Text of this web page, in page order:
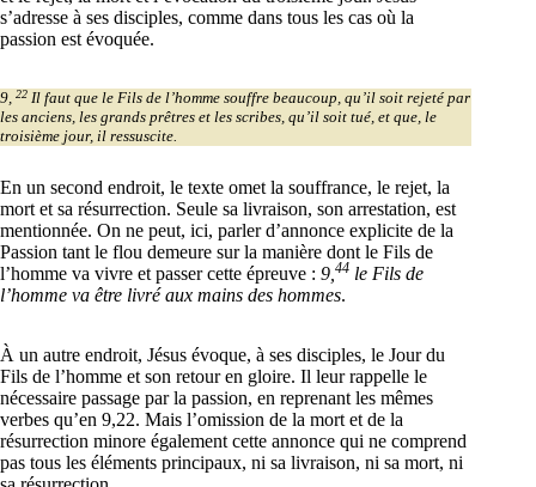
s’adresse à ses disciples, comme dans tous les cas où la
passion est évoquée.
9, 22 Il faut que le Fils de l’homme souffre beaucoup, qu’il soit rejeté par
les anciens, les grands prêtres et les scribes, qu’il soit tué, et que, le
troisième jour, il ressuscite.
En un second endroit, le texte omet la souffrance, le rejet, la
mort et sa résurrection. Seule sa livraison, son arrestation, est
mentionnée. On ne peut, ici, parler d’annonce explicite de la
Passion tant le flou demeure sur la manière dont le Fils de
l’homme va vivre et passer cette épreuve : 9, 44 le Fils de
l’homme va être livré aux mains des hommes.
À un autre endroit, Jésus évoque, à ses disciples, le Jour du
Fils de l’homme et son retour en gloire. Il leur rappelle le
nécessaire passage par la passion, en reprenant les mêmes
verbes qu’en 9,22. Mais l’omission de la mort et de la
résurrection minore également cette annonce qui ne comprend
pas tous les éléments principaux, ni sa livraison, ni sa mort, ni